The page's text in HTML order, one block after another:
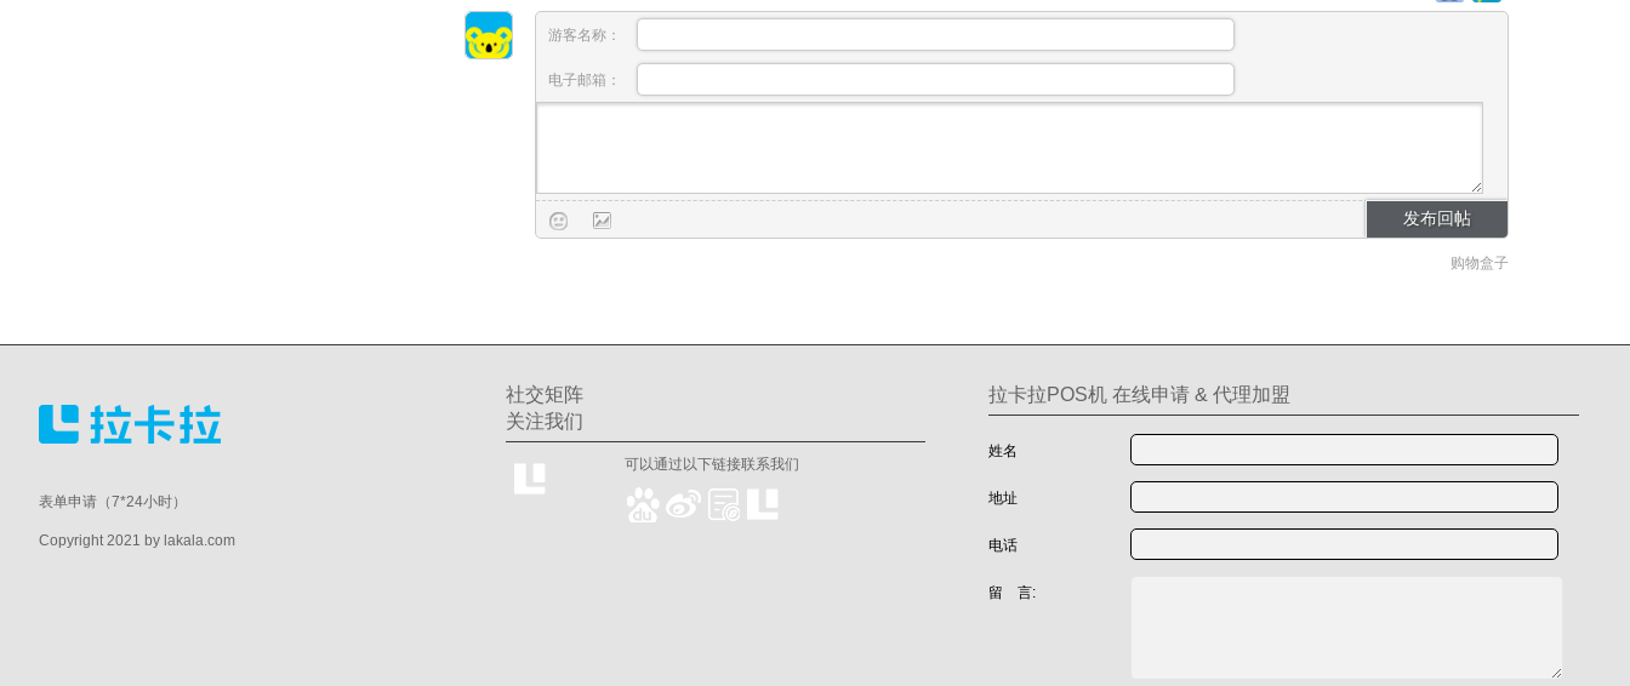
游客名称：
电子邮箱：
购物盒子
表单申请（7*24小时）
Copyright 2021 by lakala.com
社交矩阵
关注我们
可以通过以下链接联系我们
拉卡拉POS机 在线申请 & 代理加盟
姓名
地址
电话
留 言: